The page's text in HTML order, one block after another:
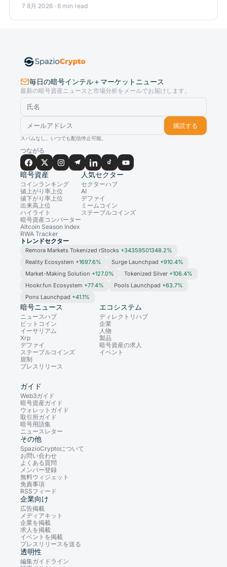
7 8月 2026 · 6 min read
毎日の暗号インテル＋マーケットニュース
最新の暗号資産ニュースと市場分析をメールでお届けします。
購読する
スパムなし。いつでも配信停止可能。
つながる
暗号資産
コインランキング
値上がり率上位
値下がり率上位
出来高上位
ハイライト
暗号資産コンバーター
Altcoin Season Index
RWA Tracker
人気セクター
セクターハブ
AI
デファイ
ミームコイン
ステーブルコインズ
トレンドセクター
Remora Markets Tokenized rStocks +34359501348.2%
Reality Ecosystem +1697.6% Surge Launchpad +910.4%
Market-Making Solution +127.0% Tokenized Silver +106.4%
Hookr.fun Ecosystem +77.4% Pools Launchpad +63.7%
Pons Launchpad +41.1%
暗号ニュース
ニュースハブ
ビットコイン
イーサリアム
Xrp
デファイ
ステーブルコインズ
規制
プレスリリース
エコシステム
ディレクトリハブ
企業
人物
製品
暗号資産の求人
イベント
ガイド
Web3ガイド
暗号資産ガイド
ウォレットガイド
取引所ガイド
暗号用語集
ニュースレター
その他
SpazioCryptoについて
お問い合わせ
よくある質問
メンバー登録
無料ウィジェット
免責事項
RSSフィード
企業向け
広告掲載
メディアキット
企業を掲載
求人を掲載
イベントを掲載
プレスリリースを送る
透明性
編集ガイドライン